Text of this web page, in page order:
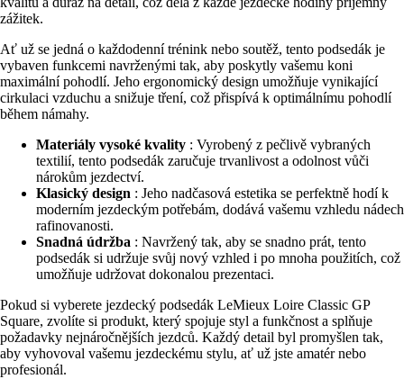
zážitek.
Ať už se jedná o každodenní trénink nebo soutěž, tento podsedák je
vybaven funkcemi navrženými tak, aby poskytly vašemu koni
maximální pohodlí. Jeho ergonomický design umožňuje vynikající
cirkulaci vzduchu a snižuje tření, což přispívá k optimálnímu pohodlí
během námahy.
Materiály vysoké kvality : Vyrobený z pečlivě vybraných
textilií, tento podsedák zaručuje trvanlivost a odolnost vůči
nárokům jezdectví.
Klasický design : Jeho nadčasová estetika se perfektně hodí k
moderním jezdeckým potřebám, dodává vašemu vzhledu nádech
rafinovanosti.
Snadná údržba : Navržený tak, aby se snadno prát, tento
podsedák si udržuje svůj nový vzhled i po mnoha použitích, což
umožňuje udržovat dokonalou prezentaci.
Pokud si vyberete jezdecký podsedák LeMieux Loire Classic GP
Square, zvolíte si produkt, který spojuje styl a funkčnost a splňuje
požadavky nejnáročnějších jezdců. Každý detail byl promyšlen tak,
aby vyhovoval vašemu jezdeckému stylu, ať už jste amatér nebo
profesionál.